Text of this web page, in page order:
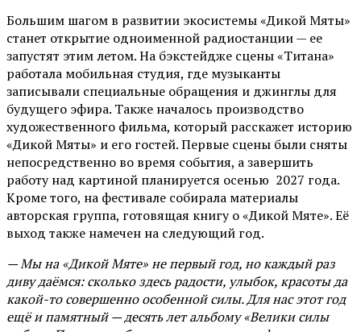
Большим шагом в развитии экосистемы «Дикой Мяты»
станет открытие одноименной радиостанции — ее
запустят этим летом. На бэкстейдже сцены «Титана»
работала мобильная студия, где музыканты
записывали специальные обращения и джинглы для
будущего эфира. Также началось производство
художественного фильма, который расскажет историю
«Дикой Мяты» и его гостей. Первые сцены были сняты
непосредственно во время события, а завершить
работу над картиной планируется осенью 2027 года.
Кроме того, на фестивале собирала материалы
авторская группа, готовящая книгу о «Дикой Мяте». Её
выход также намечен на следующий год.
— Мы на «Дикой Мяте» не первый год, но каждый раз
диву даёмся: сколько здесь радости, улыбок, красоты да
какой-то совершенно особенной силы. Для нас этот год
ещё и памятный — десять лет альбому «Велики силы